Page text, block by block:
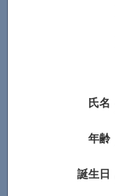
氏名
年齢
誕生日